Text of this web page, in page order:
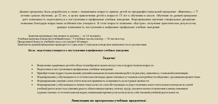
Данная программа была разработана в связи с понижением возраста приема детей по предпрофессиональной программе «Живопись» с 5-
летним сроком обучения, до 12 лет, в целях привлечения детей в возрасте 13 лет к обучению в школе. Обучение по данной программе
даёт возможность подготовиться к поступлению в профильные учебные заведения. Форсированное изучение специальных дисциплин
возможно благодаря возрастным особенностям учащихся. В этом возрасте возможно «быстрое» получение практических результатов,
дающее возможность поступления в выбранное профильное учебное заведение.
Занятия групповые (численность группы — от 14 человек).
Учебная нагрузка в неделю (учебный план) – 9 учебных часов, пленэр — 56 часов в год.
Продолжительность учебного часа составляет 40 минут.
Занятия по данной программе проводятся 2 (два) или 3 (три) раза в неделю в зависимости от расписания.
Цель: подготовка учащихся к поступлению в профильные учебные заведения.
Задачи:
Выявление одарённых детей в области изобразительного искусства в подростковом возрасте.
Подготовка к поступлению в профильные учебные заведения.
Приобретение подростками знаний, умений и навыков по выполнению работ по рисунку, живописи, станковой композиции.
Формирование у обучающихся эстетических взглядов, нравственных установок и потребности общения с духовными ценностями.
Формирование умения самостоятельно воспринимать и оценивать культурные ценности.
Формирование у обучающихся личностных качеств, способствующих осуществлению самостоятельного контроля за своей
учебной деятельностью, умению давать объективную оценку своему труду, уважительного отношения к иному мнению и
художественно-эстетическим взглядам, пониманию причин успеха/неуспеха собственной учебной деятельности.
Аннотации на программы учебных предметов: